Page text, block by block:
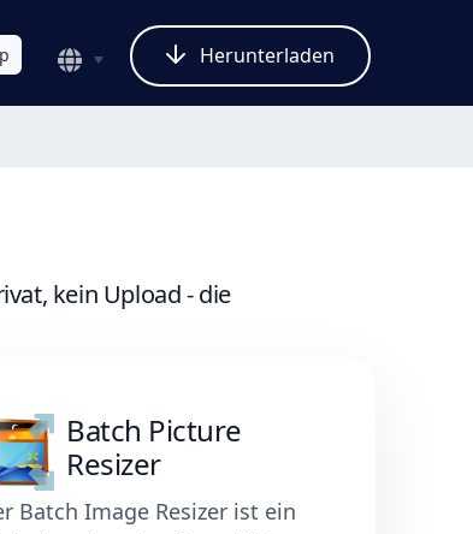
Herunterladen
kein Upload - die
Batch Picture
Resizer
Batch Image Resizer ist ein